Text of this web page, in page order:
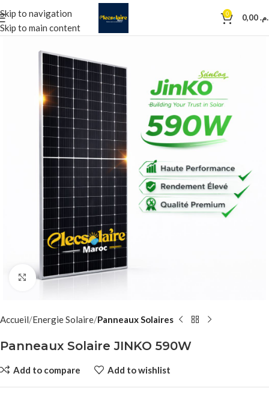
Skip to navigation
Skip to main content
0
Click to enlarge
Accueil Energie Solaire Panneaux Solaires
Panneaux Solaire JINKO 590W
Add to compare Add to wishlist